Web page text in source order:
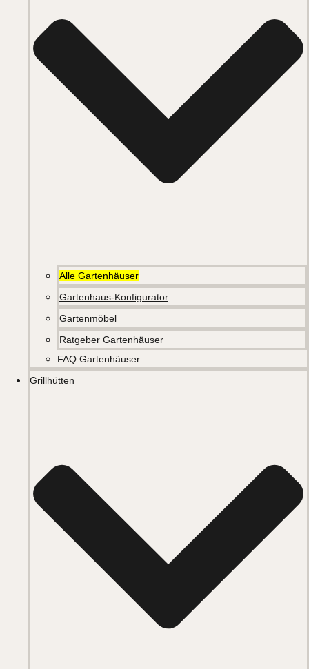
Alle Gartenhäuser
Gartenhaus-Konfigurator
Gartenmöbel
Ratgeber Gartenhäuser
FAQ Gartenhäuser
Grillhütten